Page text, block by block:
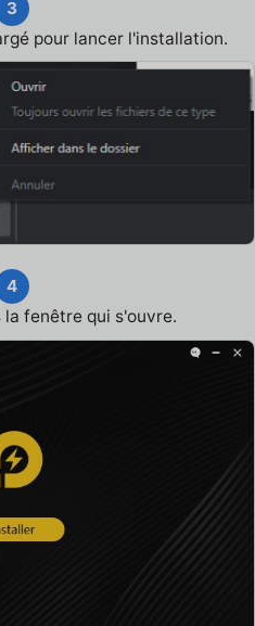
3
pour lancer l'installation.
4
la fenêtre qui s'ouvre.